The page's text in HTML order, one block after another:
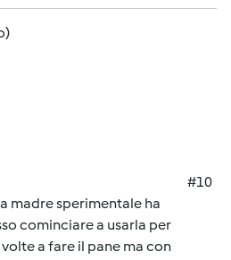
#10
madre sperimentale ha
cominciare a usarla per
a fare il pane ma con